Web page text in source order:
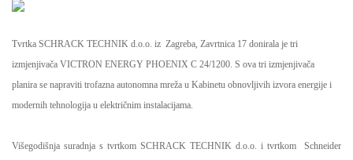
Tvrtka SCHRACK TECHNIK d.o.o. iz Zagreba, Zavrtnica 17 donirala je tri
izmjenjivača VICTRON ENERGY PHOENIX C 24/1200. S ova tri izmjenjivača
planira se napraviti trofazna autonomna mreža u Kabinetu obnovljivih izvora energije i
modernih tehnologija u električnim instalacijama.
Višegodišnja suradnja s tvrtkom SCHRACK TECHNIK d.o.o. i tvrtkom Schneider